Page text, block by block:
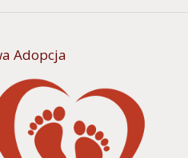
Adopcja